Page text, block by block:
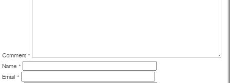
Comment *
Name *
Email *